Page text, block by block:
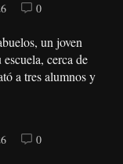
0
un joven
cerca de
a tres alumnos y
0